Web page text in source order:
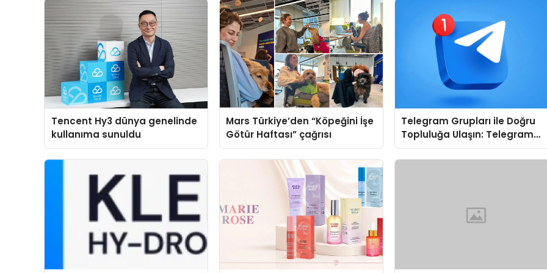
Tencent Hy3 dünya genelinde
kullanıma sunuldu
Mars Türkiye’den “Köpeğini İşe
Götür Haftası” çağrısı
Telegram Grupları ile Doğru
Topluluğa Ulaşın: Telegram
Gruplarında Aradığınız
Bulun